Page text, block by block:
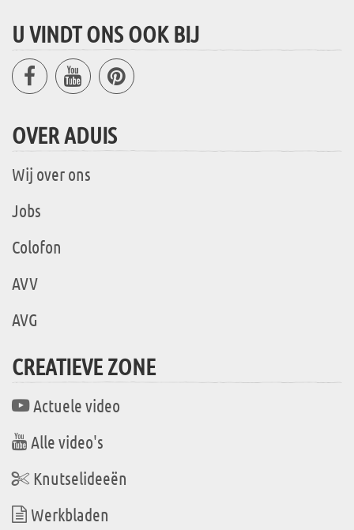
U VINDT ONS OOK BIJ
OVER ADUIS
Wij over ons
Jobs
Colofon
AVV
AVG
CREATIEVE ZONE
Actuele video
Alle video's
Knutselideeën
Werkbladen